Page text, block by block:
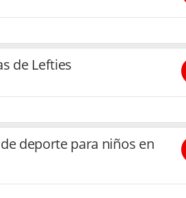
de Lefties
deporte para niños en